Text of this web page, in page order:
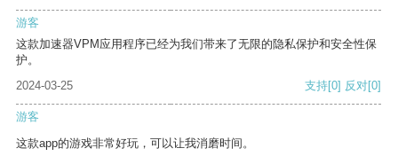
游客
这款加速器VPM应用程序已经为我们带来了无限的隐私保护和安全性保
护。
2024-03-25
支持[0] 反对[0]
游客
这款app的游戏非常好玩，可以让我消磨时间。